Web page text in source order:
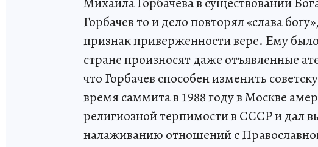
Горбачев то и дело повторял «слава
признак приверженности вере. Ему
стране произносят даже отъявленные
что Горбачев способен изменить
время саммита в 1988 году в Москве
религиозной терпимости в СССР и дал
налаживанию отношений с